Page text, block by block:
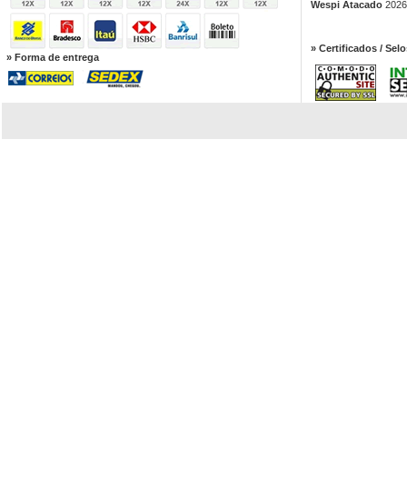
» Forma de entrega
Wespi Atacado
» Certificados /